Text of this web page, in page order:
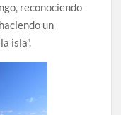
reconociendo
un
isla”.